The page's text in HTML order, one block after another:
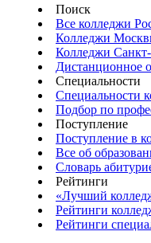
Поиск
Все колледжи
Колледжи
Колледжи Санкт-
Дистанционное
Специальности
Специальности
Подбор по
Поступление
Поступление в
Все об
Словарь
Рейтинги
«Лучший
Рейтинги
Рейтинги